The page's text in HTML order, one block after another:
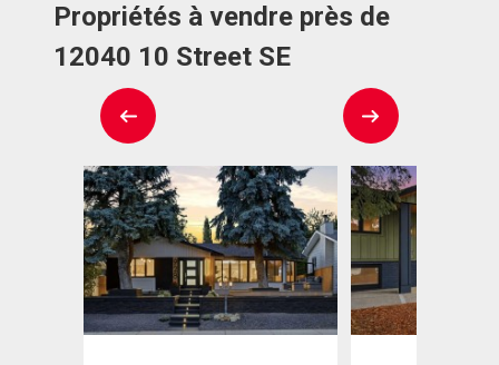
Propriétés à vendre près de
12040 10 Street SE